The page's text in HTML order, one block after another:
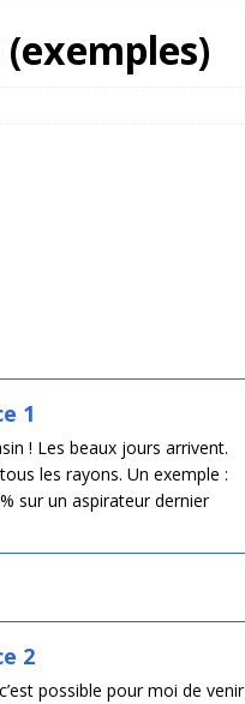
1
! Les beaux jours arrivent.
les rayons. Un exemple :
sur un aspirateur dernier
2
possible pour moi de venir